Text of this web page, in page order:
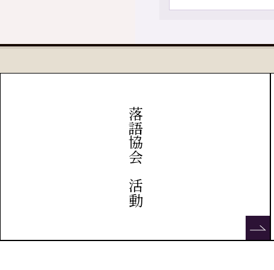
落語協会の活動